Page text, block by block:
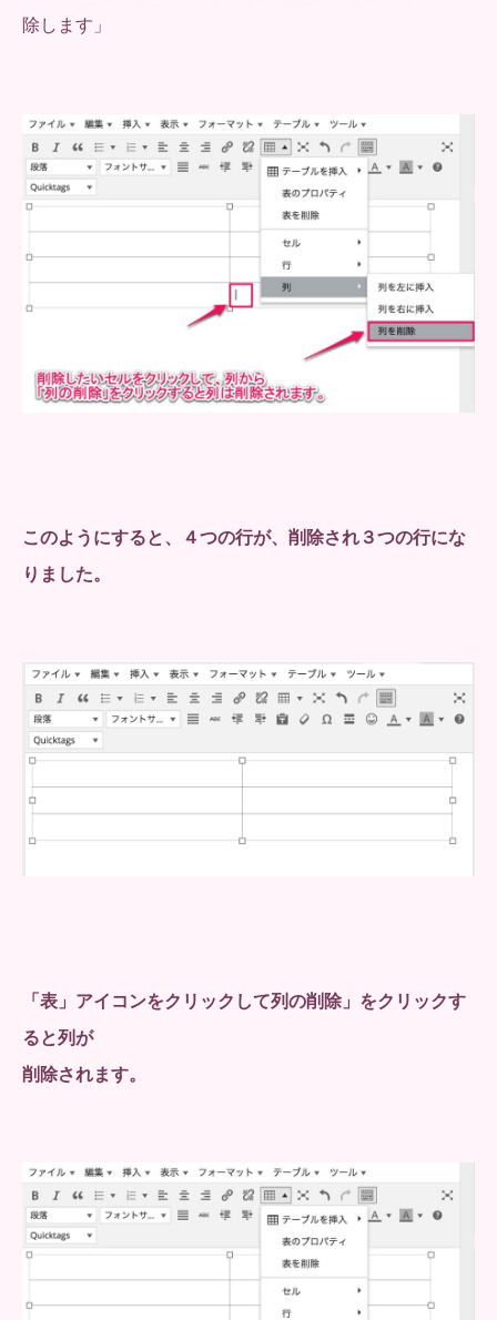
除します」
このようにすると、４つの行が、削除され３つの行にな
りました。
「表」アイコンをクリックして列の削除」をクリックす
ると列が
削除されます。